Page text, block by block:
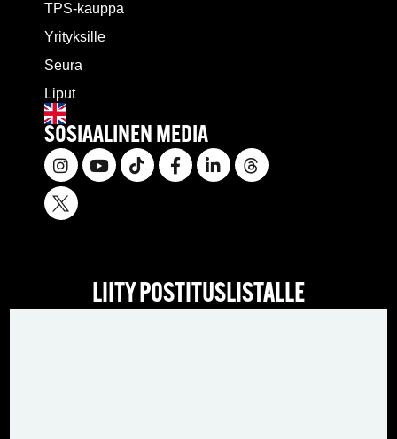
TPS-kauppa
Yrityksille
Seura
Liput
SOSIAALINEN MEDIA
LIITY POSTITUSLISTALLE